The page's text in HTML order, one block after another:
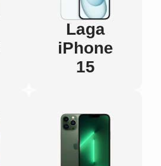
Laga
iPhone
15